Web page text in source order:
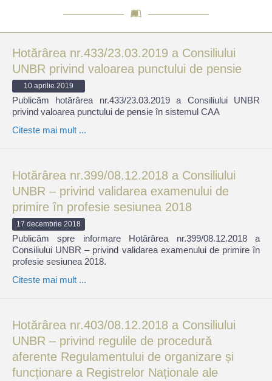
Hotărârea nr.433/23.03.2019 a Consiliului
UNBR privind valoarea punctului de pensie
10 aprilie 2019
Publicăm hotărârea nr.433/23.03.2019 a Consiliului UNBR
privind valoarea punctului de pensie în sistemul CAA
Citeste mai mult ...
Hotărârea nr.399/08.12.2018 a Consiliului
UNBR – privind validarea examenului de
primire în profesie sesiunea 2018
17 decembrie 2018
Publicăm spre informare Hotărârea nr.399/08.12.2018 a
Consiliului UNBR – privind validarea examenului de primire în
profesie sesiunea 2018.
Citeste mai mult ...
Hotărârea nr.403/08.12.2018 a Consiliului
UNBR – privind regulile de procedură
aferente Regulamentului de organizare și
funcționare a Registrelor Naționale ale